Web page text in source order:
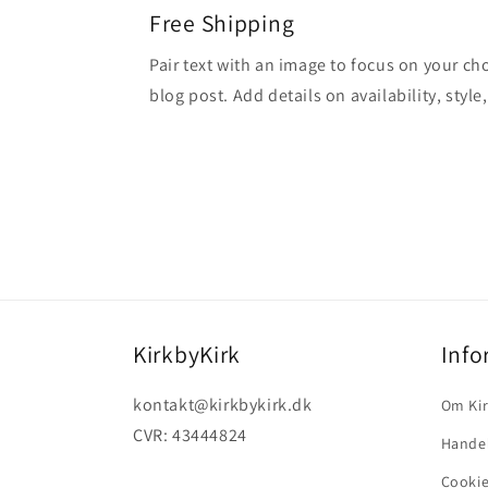
Free Shipping
Pair text with an image to focus on your
blog post. Add details on availability,
KirkbyKirk
kontakt@kirkbykirk.dk
CVR: 43444824
Om